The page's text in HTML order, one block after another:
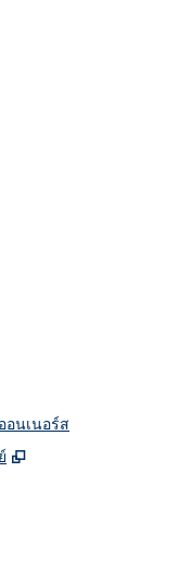
อนเนอร์ส
,